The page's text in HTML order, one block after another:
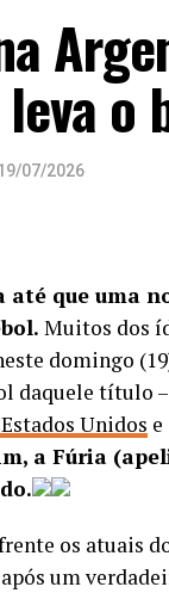
o
07/2026
até que uma
Muitos dos
domingo
daquele título
Unidos
a Fúria
os atuais
um